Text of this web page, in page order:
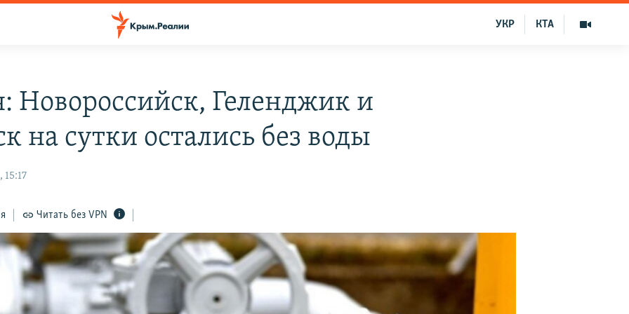
КТА
УКР
Новороссийск, Геленджик и
на сутки остались без воды
15:17
Читать без VPN